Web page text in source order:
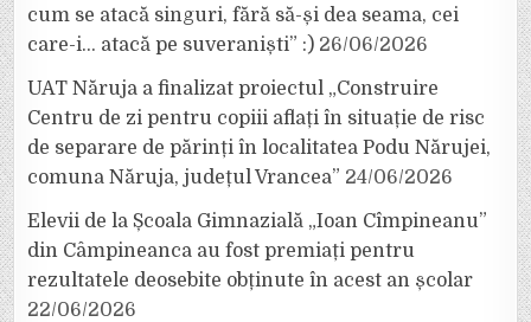
cum se atacă singuri, fără să-și dea seama, cei
care-i… atacă pe suveraniști” :) 26/06/2026
UAT Năruja a finalizat proiectul „Construire
Centru de zi pentru copiii aflați în situație de risc
de separare de părinți în localitatea Podu Nărujei,
comuna Năruja, județul Vrancea” 24/06/2026
Elevii de la Școala Gimnazială „Ioan Cîmpineanu”
din Câmpineanca au fost premiați pentru
rezultatele deosebite obținute în acest an școlar
22/06/2026